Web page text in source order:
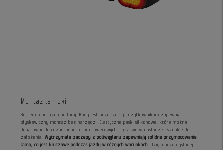
Montaż lampki
System montażu obu lamp Knog jest przejrzysty i użytkownikom zapewnia
błyskawiczny montaż bez narzędzi. Elastyczne paski silikonowe, które można
dopasować do różnorodnych ram rowerowych, są łatwe w obsłudze i szybkie do
założenia.Wytrzymałe zaczepy z poliwęglanu zapewniają solidne przymocowanie
lamp, co jest kluczowe podczas jazdy w różnych warunkach. Dzięki przemyślanej